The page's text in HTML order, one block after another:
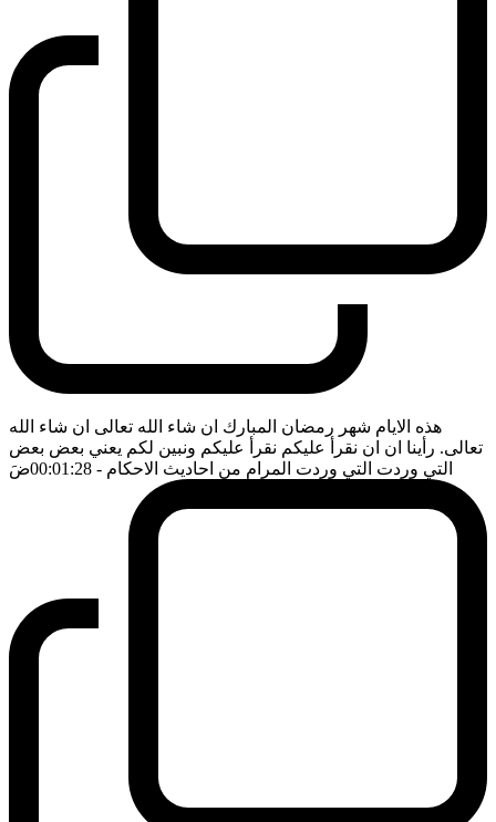
هذه الايام شهر رمضان المبارك ان شاء الله تعالى ان شاء الله
تعالى. رأينا ان ان نقرأ عليكم نقرأ عليكم ونبين لكم يعني بعض بعض
التي وردت التي وردت المرام من احاديث الاحكام - 00:01:28 ضَ